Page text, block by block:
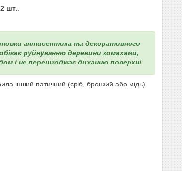
шт.
антисептика та декоративного
руйнуванню деревини комахами,
і не перешкоджає диханню поверхні
інший патичний (сріб, бронзий або мідь).